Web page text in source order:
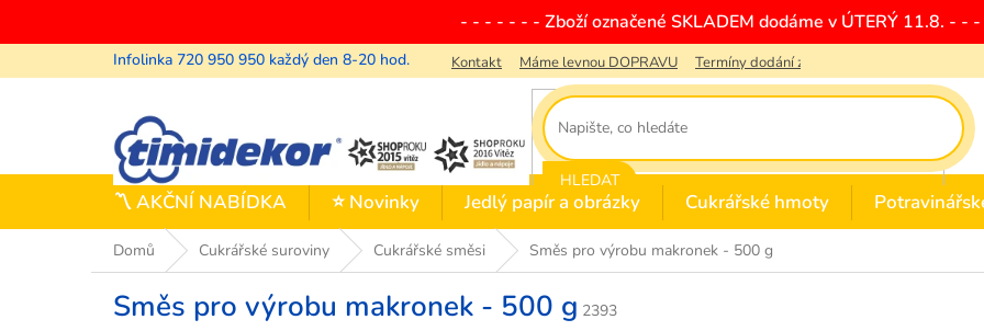
obsah
- - - - - - - Zboží označené SKLADEM dodáme v ÚTERÝ 11.8. - -
Kontakt Máme levnou DOPRAVU Termíny dodání zboží
HLEDAT
〽️ AKČNÍ NABÍDKA ⭐ Novinky Jedlý papír a obrázky Cukrářské hmoty
Domů Cukrářské suroviny Cukrářské směsi Směs pro výrobu makronek - 500 g
Směs pro výrobu makronek - 500 g 2393